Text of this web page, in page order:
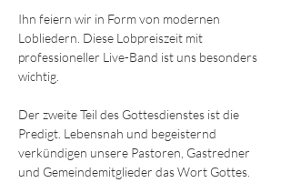
Ihn feiern wir in Form von modernen
Lobliedern. Diese Lobpreiszeit mit
professioneller Live-Band ist uns besonders
wichtig.
Der zweite Teil des Gottesdienstes ist die
Predigt. Lebensnah und begeisternd
verkündigen unsere Pastoren, Gastredner
und Gemeindemitglieder das Wort Gottes.